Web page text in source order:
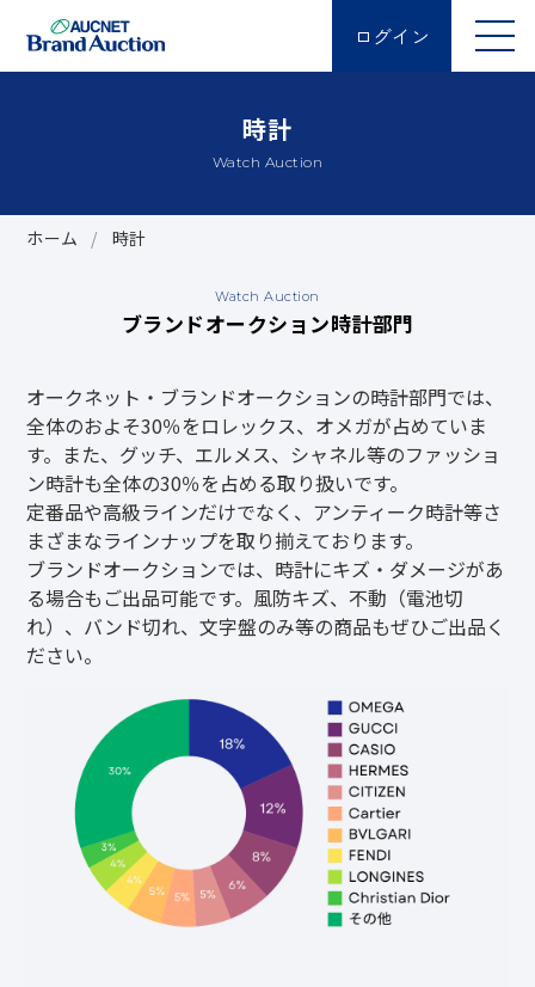
ログイン
時計
Watch Auction
ホーム 時計
Watch Auction
ブランドオークション時計部門
オークネット・ブランドオークションの時計部門では、
全体のおよそ30％をロレックス、オメガが占めていま
す。また、グッチ、エルメス、シャネル等のファッショ
ン時計も全体の30％を占める取り扱いです。
定番品や高級ラインだけでなく、アンティーク時計等さ
まざまなラインナップを取り揃えております。
ブランドオークションでは、時計にキズ・ダメージがあ
る場合もご出品可能です。風防キズ、不動（電池切
れ）、バンド切れ、文字盤のみ等の商品もぜひご出品く
ださい。